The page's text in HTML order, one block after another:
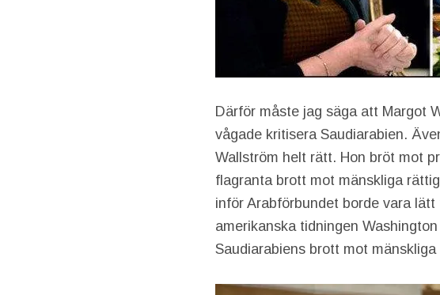
Därför måste jag säga att Margot
vågade kritisera Saudiarabien.
Wallström helt rätt. Hon bröt mot
flagranta brott mot mänskliga
inför Arabförbundet borde vara
amerikanska tidningen
Saudiarabiens brott mot